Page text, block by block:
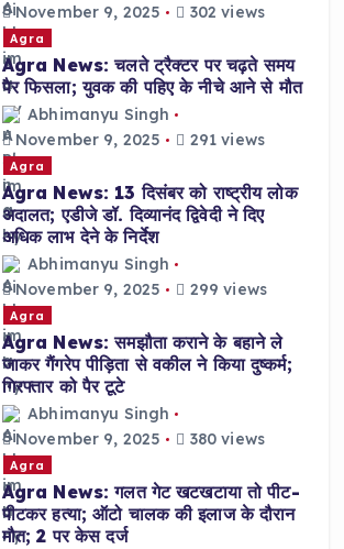
November 9, 2025
302 views
Agra
Agra News: चलते ट्रैक्टर पर चढ़ते समय
पैर फिसला; युवक की पहिए के नीचे आने से मौत
Abhimanyu Singh
November 9, 2025
291 views
Agra
Agra News: 13 दिसंबर को राष्ट्रीय लोक
अदालत; एडीजे डॉ. दिव्यानंद द्विवेदी ने दिए
अधिक लाभ देने के निर्देश
Abhimanyu Singh
November 9, 2025
299 views
Agra
Agra News: समझौता कराने के बहाने ले
जाकर गैंगरेप पीड़िता से वकील ने किया दुष्कर्म;
गिरफ्तार को पैर टूटे
Abhimanyu Singh
November 9, 2025
380 views
Agra
Agra News: गलत गेट खटखटाया तो पीट-
पीटकर हत्या; ऑटो चालक की इलाज के दौरान
मौत; 2 पर केस दर्ज